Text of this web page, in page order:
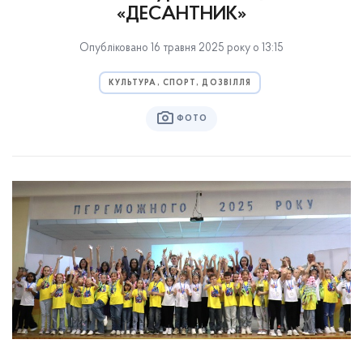
«ДЕСАНТНИК»
Опубліковано 16 травня 2025 року о 13:15
КУЛЬТУРА, СПОРТ, ДОЗВІЛЛЯ
ФОТО